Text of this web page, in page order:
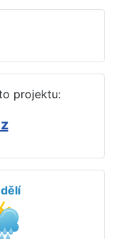
projektu: